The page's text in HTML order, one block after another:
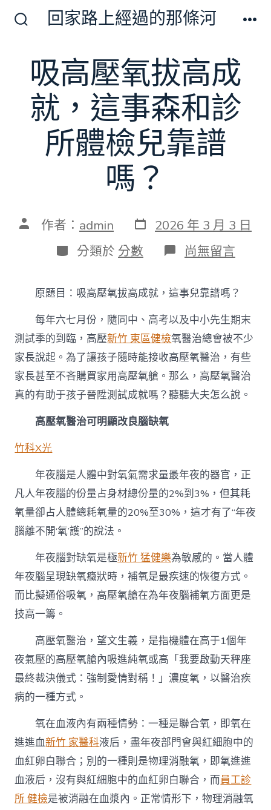
切
開
關
回家路上經過的那條河
吸高壓氧拔高成
就，這事森和診
所體檢兒靠譜
嗎？
文 作者： admin 發
表
日
期
2026 年 3 月 3 日
分
類
分類於 分數 在
〈吸
壓
氧
拔
高
成
就，
這
事
森
和
靠
譜
嗎？〉
中
尚無留言
原題目：吸高壓氧拔高成就，這事兒靠譜嗎？
每年六七月份，隨同中、高考以及中小先生期末
測試季的到臨，高壓新竹 東區健檢氧醫治總會被不少
家長說起。為了讓孩子隨時能接收高壓氧醫治，有些
家長甚至不吝購買家用高壓氧艙。那么，高壓氧醫治
真的有助于孩子晉陞測試成就嗎？聽聽大夫怎么說。
高壓氧醫治可明顯改良腦缺氧
竹科X光
年夜腦是人體中對氧氣需求量最年夜的器官，正
凡人年夜腦的份量占身材總份量的2%到3%，但其耗
氧量卻占人體總耗氧量的20%至30%，這才有了“年夜
腦離不開‘氧’護”的說法。
年夜腦對缺氧是極新竹 猛健樂為敏感的。當人體
年夜腦呈現缺氧癥狀時，補氧是最疾速的恢復方式。
而比擬通俗吸氧，高壓氧艙在為年夜腦補氧方面更是
技高一籌。
高壓氧醫治，望文生義，是指機體在高于1個年
夜氣壓的高壓氧艙內吸進純氧或高「我要啟動天秤座
最終裁決儀式：強制愛情對稱！」濃度氧，以醫治疾
病的一種方式。
氧在血液內有兩種情勢：一種是聯合氧，即氧在
進進血新竹 家醫科液后，盡年夜部門會與紅細胞中的
血紅卵白聯合；別的一種則是物理消融氧，即氧進進
血液后，沒有與紅細胞中的血紅卵白聯合，而員工診
所 健檢是被消融在血漿內。正常情形下，物理消融氧